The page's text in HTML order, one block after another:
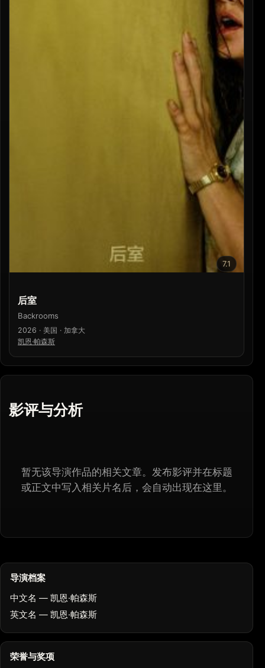
7.1
后室
Backrooms
2026 · 美国 · 加拿大
凯恩·帕森斯
影评与分析
暂无该导演作品的相关文章。发布影评并在标题
或正文中写入相关片名后，会自动出现在这里。
导演档案
中文名 — 凯恩·帕森斯
英文名 — 凯恩·帕森斯
荣誉与奖项